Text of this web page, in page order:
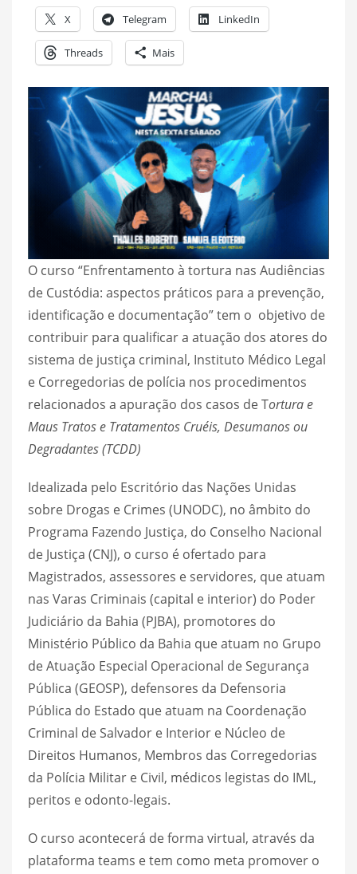
X Telegram LinkedIn
Threads Mais
O curso “Enfrentamento à tortura nas Audiências
de Custódia: aspectos práticos para a prevenção,
identificação e documentação” tem o objetivo de
contribuir para qualificar a atuação dos atores do
sistema de justiça criminal, Instituto Médico Legal
e Corregedorias de polícia nos procedimentos
relacionados a apuração dos casos de Tortura e
Maus Tratos e Tratamentos Cruéis, Desumanos ou
Degradantes (TCDD)
Idealizada pelo Escritório das Nações Unidas
sobre Drogas e Crimes (UNODC), no âmbito do
Programa Fazendo Justiça, do Conselho Nacional
de Justiça (CNJ), o curso é ofertado para
Magistrados, assessores e servidores, que atuam
nas Varas Criminais (capital e interior) do Poder
Judiciário da Bahia (PJBA), promotores do
Ministério Público da Bahia que atuam no Grupo
de Atuação Especial Operacional de Segurança
Pública (GEOSP), defensores da Defensoria
Pública do Estado que atuam na Coordenação
Criminal de Salvador e Interior e Núcleo de
Direitos Humanos, Membros das Corregedorias
da Polícia Militar e Civil, médicos legistas do IML,
peritos e odonto-legais.
O curso acontecerá de forma virtual, através da
plataforma teams e tem como meta promover o